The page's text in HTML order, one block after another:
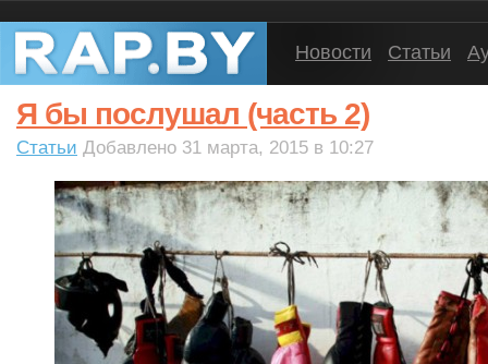
Новости Статьи
Я бы послушал (часть 2)
Статьи Добавлено 31 марта, 2015 в 10:27